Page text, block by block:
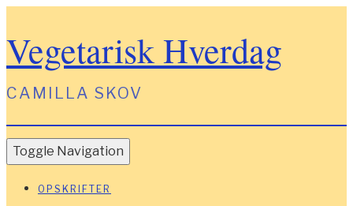
Vegetarisk Hverdag
CAMILLA SKOV
Toggle Navigation
OPSKRIFTER